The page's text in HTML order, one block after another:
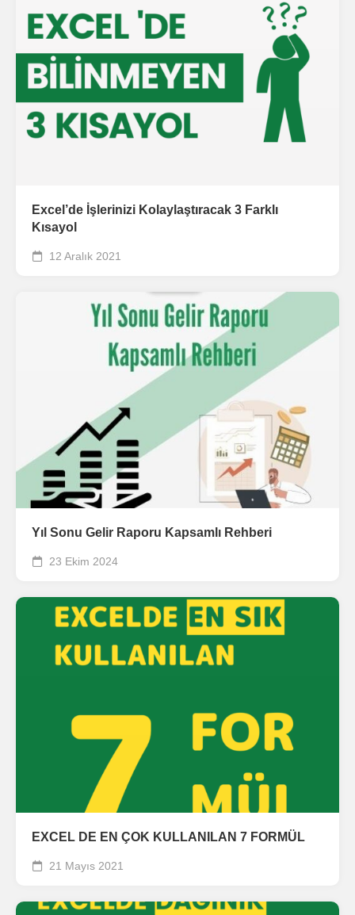
Excel’de İşlerinizi Kolaylaştıracak 3 Farklı
Kısayol
12 Aralık 2021
Yıl Sonu Gelir Raporu Kapsamlı Rehberi
23 Ekim 2024
EXCEL DE EN ÇOK KULLANILAN 7 FORMÜL
21 Mayıs 2021